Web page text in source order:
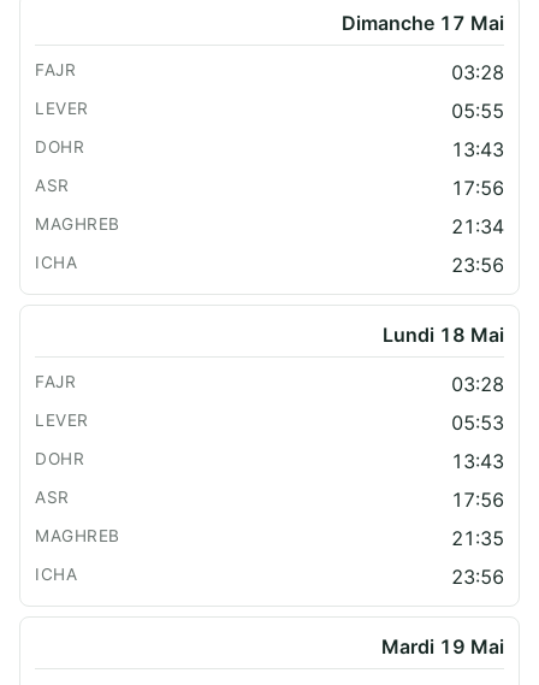
Dimanche 17 Mai
03:28
05:55
13:43
17:56
21:34
23:56
Lundi 18 Mai
03:28
05:53
13:43
17:56
21:35
23:56
Mardi 19 Mai